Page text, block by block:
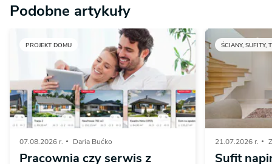
Podobne artykuły
PROJEKT DOMU
07.08.2026 r. Daria Bućko
Pracownia czy serwis z
ŚCIANY, SUFITY,
21.07.2026 r.
Sufit